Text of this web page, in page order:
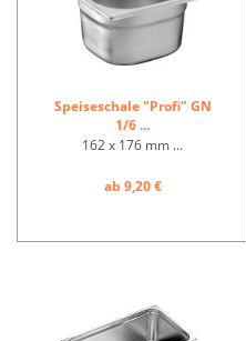
Speiseschale "Profi" GN
1/6 ...
162 x 176 mm ...
ab 9,20 €